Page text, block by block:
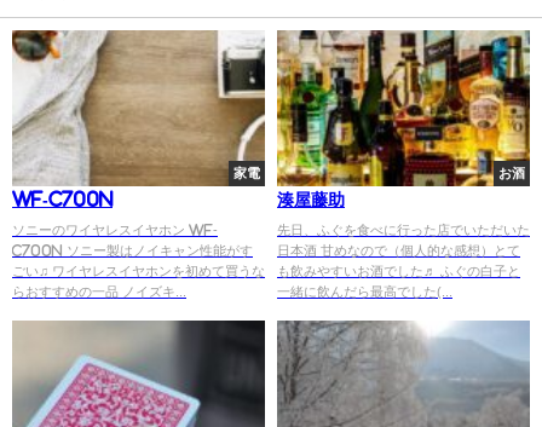
家電
WF-C700N
ソニーのワイヤレスイヤホン WF-
C700N ソニー製はノイキャン性能がす
ごい♫ ワイヤレスイヤホンを初めて買うな
らおすすめの一品 ノイズキ...
お酒
湊屋藤助
先日、ふぐを食べに行った店でいただいた
日本酒 甘めなので（個人的な感想）とて
も飲みやすいお酒でした♬ ふぐの白子と
一緒に飲んだら最高でした(...